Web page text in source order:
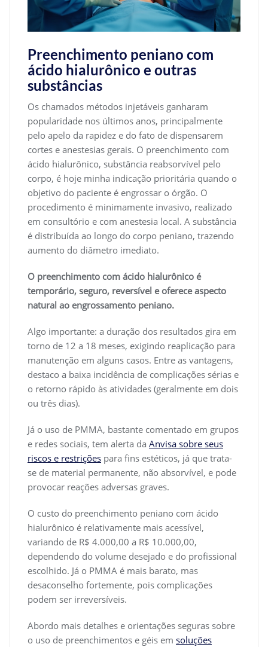
Preenchimento peniano com
ácido hialurônico e outras
substâncias
Os chamados métodos injetáveis ganharam
popularidade nos últimos anos, principalmente
pelo apelo da rapidez e do fato de dispensarem
cortes e anestesias gerais. O preenchimento com
ácido hialurônico, substância reabsorvível pelo
corpo, é hoje minha indicação prioritária quando o
objetivo do paciente é engrossar o órgão. O
procedimento é minimamente invasivo, realizado
em consultório e com anestesia local. A substância
é distribuída ao longo do corpo peniano, trazendo
aumento do diâmetro imediato.
O preenchimento com ácido hialurônico é
temporário, seguro, reversível e oferece aspecto
natural ao engrossamento peniano.
Algo importante: a duração dos resultados gira em
torno de 12 a 18 meses, exigindo reaplicação para
manutenção em alguns casos. Entre as vantagens,
destaco a baixa incidência de complicações sérias e
o retorno rápido às atividades (geralmente em dois
ou três dias).
Já o uso de PMMA, bastante comentado em grupos
e redes sociais, tem alerta da Anvisa sobre seus
riscos e restrições para fins estéticos, já que trata-
se de material permanente, não absorvível, e pode
provocar reações adversas graves.
O custo do preenchimento peniano com ácido
hialurônico é relativamente mais acessível,
variando de R$ 4.000,00 a R$ 10.000,00,
dependendo do volume desejado e do profissional
escolhido. Já o PMMA é mais barato, mas
desaconselho fortemente, pois complicações
podem ser irreversíveis.
Abordo mais detalhes e orientações seguras sobre
o uso de preenchimentos e géis em soluções